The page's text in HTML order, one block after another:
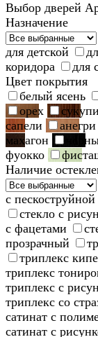
Выбор дверей
Назначение
для детской
коридора
для
Цвет покрытия
белый ясень
орех
сапели
анегри
махагон
фуокко
Наличие
с
стекло с
с фацетами
прозрачный
триплекс
триплекс
триплекс с
триплекс со
сатинат с
сатинат с